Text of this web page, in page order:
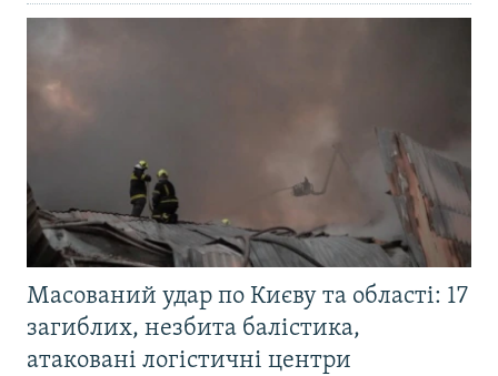
Масований удар по Києву та області: 17
загиблих, незбита балістика,
атаковані логістичні центри